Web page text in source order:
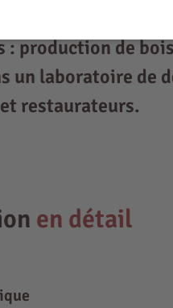
Porcs plein air :
: production de
un laboratoire de
restaurateurs.
en détail